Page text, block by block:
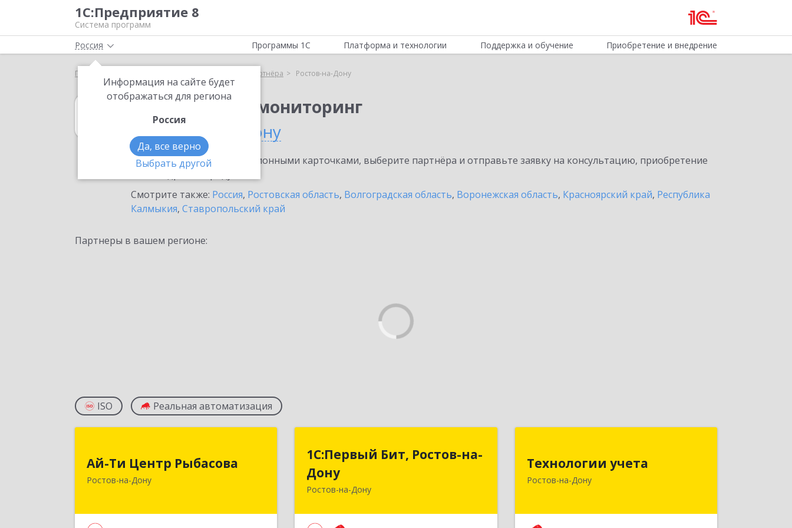
1С:Предприятие 8
Система программ
Россия
Информация на сайте будет
отображаться для региона
Россия
Да, все верно
Выбрать другой
Программы 1С Платформа и технологии Поддержка и обучение Приобретение и внедрение
Главная Выбор партнёра Ростов-на-Дону
1С:Налоговый мониторинг
в Ростове-на-Дону
Ознакомьтесь с информационными карточками, выберите партнёра и отправьте заявку на консультацию, приобретение
Смотрите также: Россия, Ростовская область, Волгоградская область, Воронежская область, Красноярский край, Республика
Калмыкия, Ставропольский край
Партнеры в вашем регионе:
ISO Реальная автоматизация
Ай-Ти Центр Рыбасова
Ростов-на-Дону
344037, Ростовская обл, Ростов-на-
Дону г, 14-я линия ул, дом № 88,
1С:Первый Бит, Ростов-на-
Дону
Ростов-на-Дону
1С:Первый Бит, Ростов-на-
Дону
344091, Ростовская обл, Ростов-на-
Технологии учета
Ростов-на-Дону
344064, Ростовская обл, Ростов-на-
Дону г, Вавилова ул, дом № 68, оф.309
Подробнее